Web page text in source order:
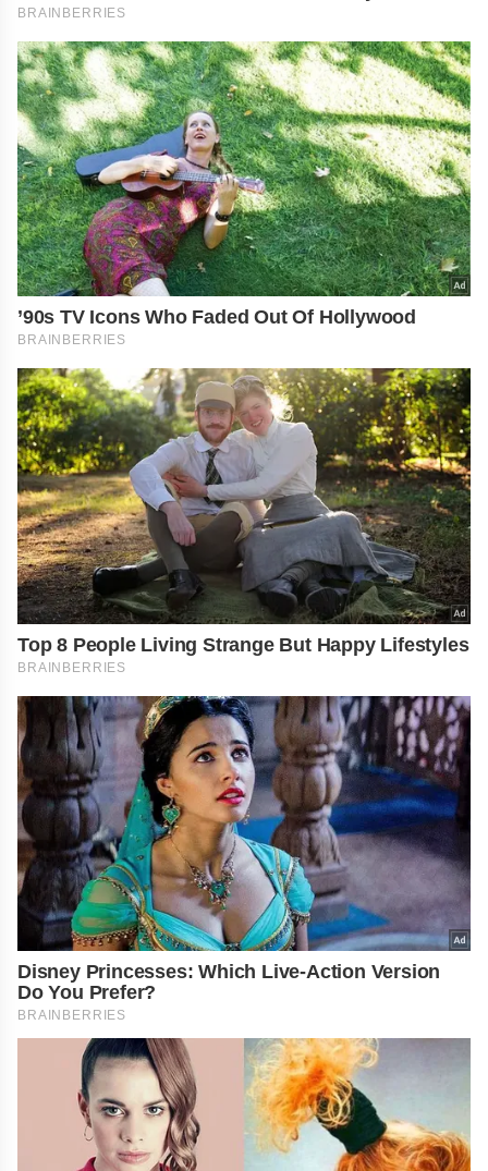
BRAINBERRIES
’90s TV Icons Who Faded Out Of Hollywood
BRAINBERRIES
Top 8 People Living Strange But Happy Lifestyles
BRAINBERRIES
Disney Princesses: Which Live-Action Version
Do You Prefer?
BRAINBERRIES